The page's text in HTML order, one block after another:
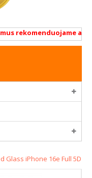
rekomenduojame
Glass iPhone 16e Full 5D